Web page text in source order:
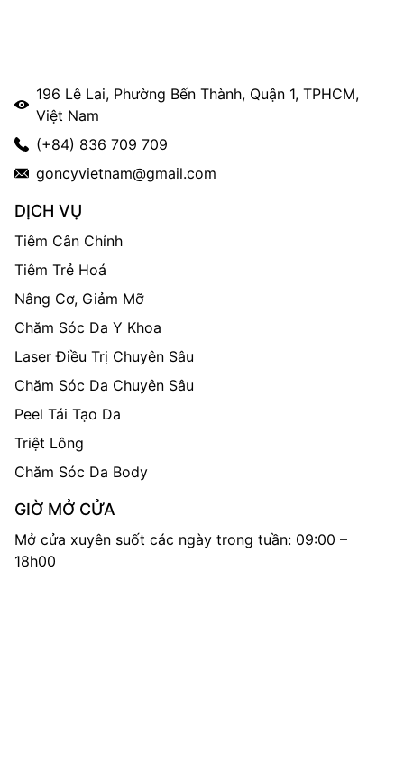
196 Lê Lai, Phường Bến Thành, Quận 1, TPHCM,
Việt Nam
(+84) 836 709 709
goncyvietnam@gmail.com
DỊCH VỤ
Tiêm Cân Chỉnh
Tiêm Trẻ Hoá
Nâng Cơ, Giảm Mỡ
Chăm Sóc Da Y Khoa
Laser Điều Trị Chuyên Sâu
Chăm Sóc Da Chuyên Sâu
Peel Tái Tạo Da
Triệt Lông
Chăm Sóc Da Body
GIỜ MỞ CỬA
Mở cửa xuyên suốt các ngày trong tuần: 09:00 –
18h00